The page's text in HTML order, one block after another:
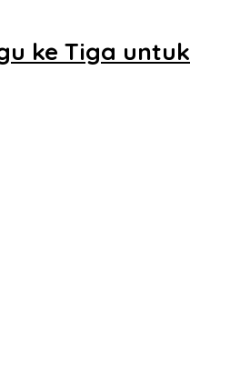
ke Tiga untuk